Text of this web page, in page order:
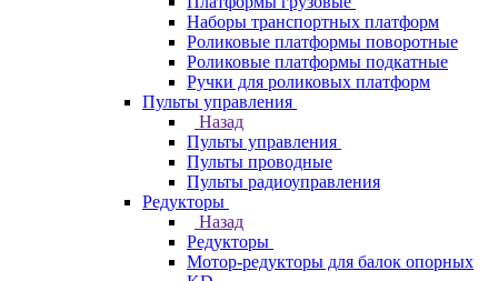
Наборы транспортных платформ
Роликовые платформы поворотные
Роликовые платформы подкатные
Ручки для роликовых платформ
Пульты управления
Назад
Пульты управления
Пульты проводные
Пульты радиоуправления
Редукторы
Назад
Редукторы
Мотор-редукторы для балок опорных